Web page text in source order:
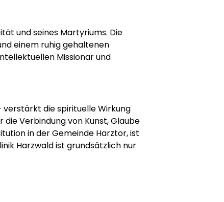
und seines Martyriums. Die
einem ruhig gehaltenen
Missionar und
verstärkt die spirituelle Wirkung
Verbindung von Kunst, Glaube
in der Gemeinde Harztor, ist
Harzwald ist grundsätzlich nur